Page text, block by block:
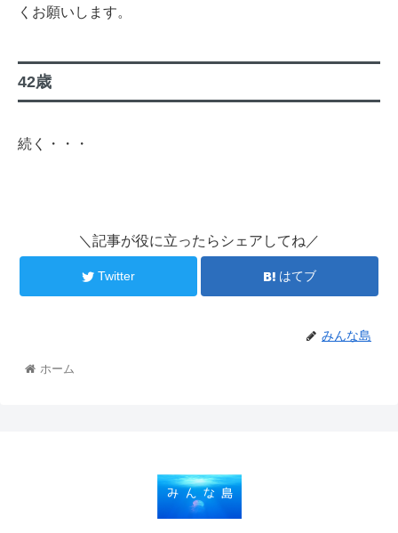
くお願いします。
42歳
続く・・・
＼記事が役に立ったらシェアしてね／
Twitter はてブ
みんな島
ホーム